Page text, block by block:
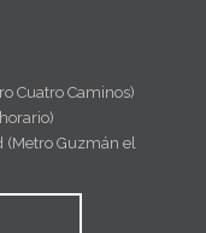
Cuatro Caminos)
(Metro Guzmán el